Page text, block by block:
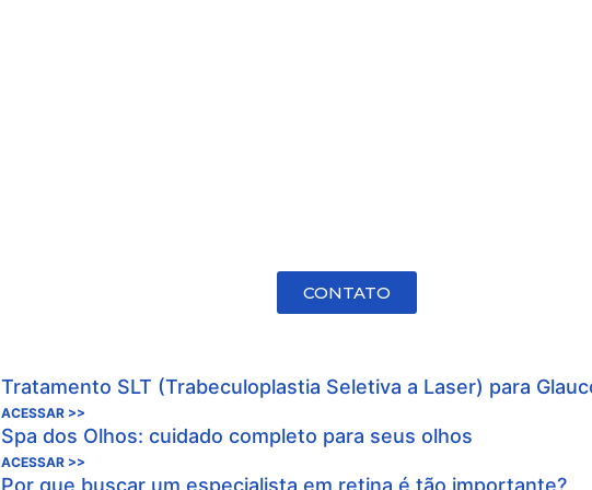
CONTATO
Tratamento SLT (Trabeculoplastia Seletiva a Laser) para
ACESSAR >>
Spa dos Olhos: cuidado completo para seus olhos
ACESSAR >>